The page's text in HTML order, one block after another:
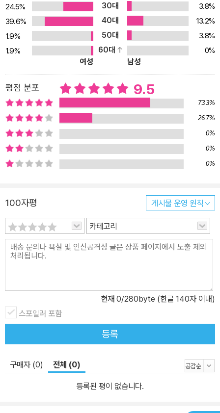
지나 고리타분하게 여겨질지도 모를 옛이야기를 새삼 다시 꺼내어 지
금 이곳의 독자들에게 들려주려는 것일까? 작가는 책 끝에 덧붙인 작
가의 말에서 “이 세상 어느 한 귀퉁이에 있는지 없는지 아무도 모를
그런 마을”이 실은 “내 고향일 뿐만 아니라 우리 모두의 고향이란 걸
깨닫게 되었”다고 말한다. 그리고 그곳에서 고단한 현실을 견뎌 내면
서도 마음의 풍요를 가꾸며 살아간 사람들이 “우리에게 생명을 불어
넣고 강한 힘과 지혜를 주고 영원한 빛을 비춰 주고 있을 것”이라고
믿는다. 독자들은 이제 지친 마음을 이끌고 가끔씩 찾아가 자신의 모
습을 비춰 볼 ‘깊은 우물’을 또 하나 갖게 될 것이다. ♠ ‘내가 살던 마
을’이 아닌 ‘우리가 사는 마을’의 따뜻한 이야기 『밤나무정의 기판이』
는 중심인물 기판이가 열여덟이 되던 해에 고향 밤나무정에서 누군가
의 칼에 맞아 죽어가는 모습이 발견되면서 시작된다. 이 작품은 두 개
의 이야기 축으로 구성되어 있다. 하나는 기판이가 태어나기까지의
않고 이야기가 한참 흐른 뒤에야 비로소 등장시킨다. 기판이가 태어
나기 전까지 기판이의 할머니 장자동댁이나, 기판이 아버지 남섭이,
기판이 엄마 안골댁 등 여러 인물들의 이야깃거리를 담아내면서 좀처
럼 주인공인 기판이를 등장시키지 않는다. 작가의 이러한 설정은 많
은 인물들이 얽히고설켜 풍요롭고도 정겨운 이야기를 만들어 내게 한
매우 독특한 형식을 취하고 있다. 또 다른 이야기 축은 기판이가 성장
과정을 연대기적으로 찬찬히 그린 이야기이다. 그래서『밤나무정의
기판이』는 따뜻하고 풍요로운 마을 사람들의 시선으로 소박한 삶을
묘사해 나가는 하나의 이야기와 기판이라는 주인공이 살아가면서 겪
로 얽혀 있어 독자들에게 긴장감과 감동을 동시에 맛보여 주는 매우
풍속, 전통혼례, 굿판 등을 전라도 사투리에 실어 생생히 재현하고 있
24.5%
30대
3.8%
39.6%
40대
13.2%
1.9%
50대
3.8%
1.9%
60대
0%
여성
남성
평점 분포 9.5
73.3%
26.7%
0%
0%
0%
100자평 게시물 운영 원칙
카테고리
현재 0/280byte (한글 140자 이내)
스포일러 포함
등록
구매자 (0) 전체 (0)
등록된 평이 없습니다.